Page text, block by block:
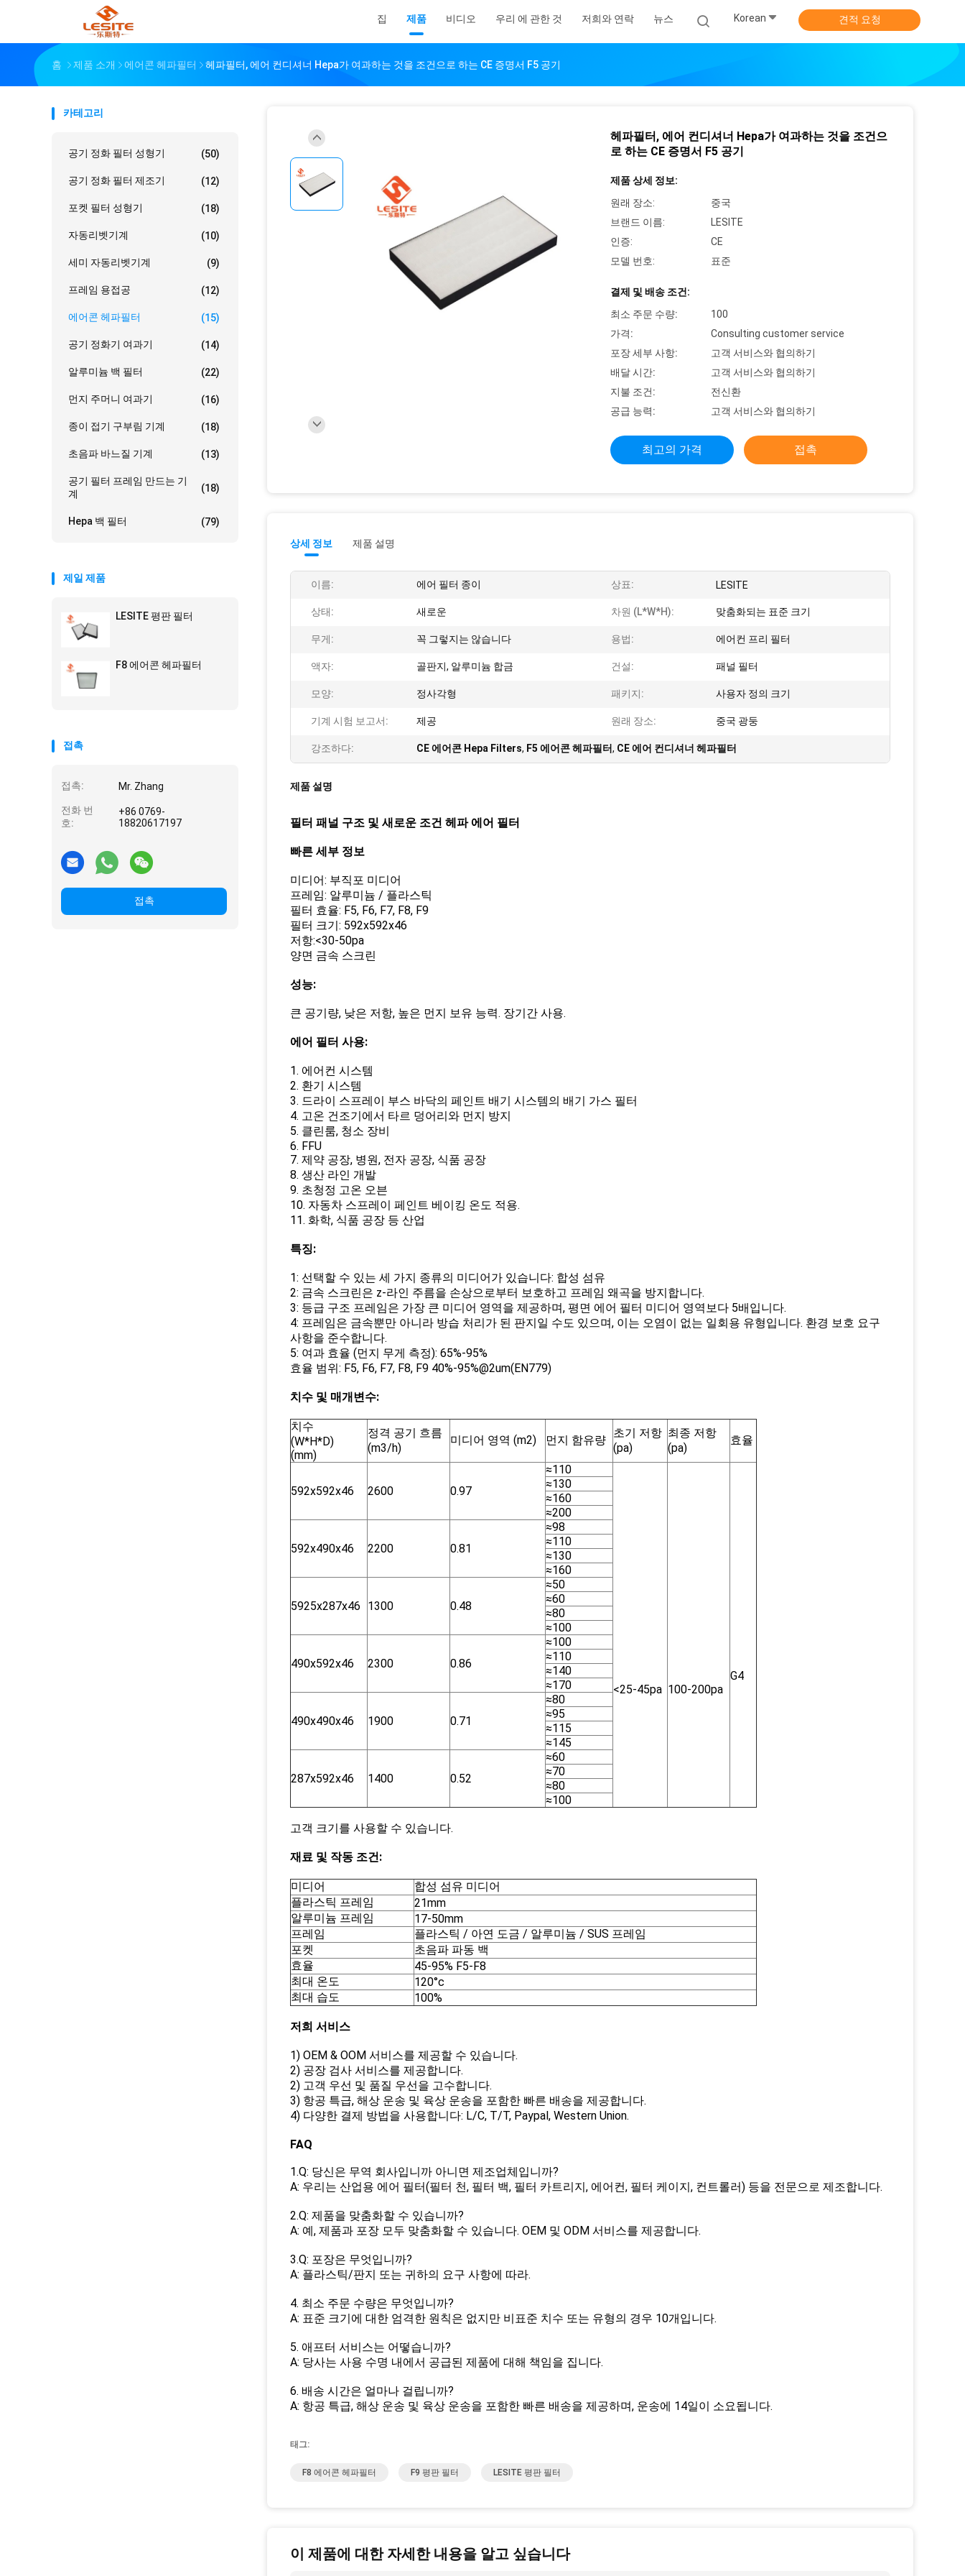
집 제품 비디오 우리 에 관한 것 저희와 연락 뉴스 Korean 견적 요청
홈 제품 소개 에어콘 헤파필터 헤파필터, 에어 컨디셔너 Hepa가 여과하는 것을 조건으로 하는 CE 증명서 F5 공기
카테고리
공기 정화 필터 성형기 (50)
공기 정화 필터 제조기 (12)
포켓 필터 성형기 (18)
자동리벳기계 (10)
세미 자동리벳기계 (9)
프레임 용접공 (12)
에어콘 헤파필터 (15)
공기 정화기 여과기 (14)
알루미늄 백 필터 (22)
먼지 주머니 여과기 (16)
종이 접기 구부림 기계 (18)
초음파 바느질 기계 (13)
공기 필터 프레임 만드는 기
계
(18)
Hepa 백 필터 (79)
제일 제품
LESITE 평판 필터
F8 에어콘 헤파필터
접촉
접촉: Mr. Zhang
전화 번
호:
+86 0769-
18820617197
접촉
헤파필터, 에어 컨디셔너 Hepa가 여과하는 것을 조건으
로 하는 CE 증명서 F5 공기
제품 상세 정보:
원래 장소:
중국
브랜드 이름:
LESITE
인증:
CE
모델 번호:
표준
결제 및 배송 조건:
최소 주문 수량:
100
가격:
Consulting customer service
포장 세부 사항:
고객 서비스와 협의하기
배달 시간:
고객 서비스와 협의하기
지불 조건:
전신환
공급 능력:
고객 서비스와 협의하기
최고의 가격 접촉
상세 정보 제품 설명
이름: 에어 필터 종이 상표: LESITE
상태: 새로운 차원 (L*W*H): 맞춤화되는 표준 크기
무게: 꼭 그렇지는 않습니다 용법: 에어컨 프리 필터
액자: 골판지, 알루미늄 합금 건설: 패널 필터
모양: 정사각형 패키지: 사용자 정의 크기
기계 시험 보고서: 제공 원래 장소: 중국 광둥
강조하다: CE 에어콘 Hepa Filters, F5 에어콘 헤파필터, CE 에어 컨디셔너 헤파필터
제품 설명
필터 패널 구조 및 새로운 조건 헤파 에어 필터
빠른 세부 정보
미디어: 부직포 미디어
프레임: 알루미늄 / 플라스틱
필터 효율: F5, F6, F7, F8, F9
필터 크기: 592x592x46
저항:<30-50pa
양면 금속 스크린
성능:
큰 공기량, 낮은 저항, 높은 먼지 보유 능력. 장기간 사용.
에어 필터 사용:
1. 에어컨 시스템
2. 환기 시스템
3. 드라이 스프레이 부스 바닥의 페인트 배기 시스템의 배기 가스 필터
4. 고온 건조기에서 타르 덩어리와 먼지 방지
5. 클린룸, 청소 장비
6. FFU
7. 제약 공장, 병원, 전자 공장, 식품 공장
8. 생산 라인 개발
9. 초청정 고온 오븐
10. 자동차 스프레이 페인트 베이킹 온도 적용.
11. 화학, 식품 공장 등 산업
특징:
1: 선택할 수 있는 세 가지 종류의 미디어가 있습니다: 합성 섬유
2: 금속 스크린은 z-라인 주름을 손상으로부터 보호하고 프레임 왜곡을 방지합니다.
3: 등급 구조 프레임은 가장 큰 미디어 영역을 제공하며, 평면 에어 필터 미디어 영역보다 5배입니다.
4: 프레임은 금속뿐만 아니라 방습 처리가 된 판지일 수도 있으며, 이는 오염이 없는 일회용 유형입니다. 환경 보호 요구
사항을 준수합니다.
5: 여과 효율 (먼지 무게 측정): 65%-95%
효율 범위: F5, F6, F7, F8, F9 40%-95%@2um(EN779)
치수 및 매개변수:
치수
(W*H*D)
(mm)
정격 공기 흐름
(m3/h)
미디어 영역 (m2) 먼지 함유량
초기 저항
(pa)
최종 저항
(pa)
효율
592x592x46 2600 0.97
≈110
<25-45pa 100-200pa
G4
≈130
≈160
≈200
592x490x46 2200 0.81
≈98
≈110
≈130
≈160
5925x287x46 1300 0.48
≈50
≈60
≈80
≈100
490x592x46 2300 0.86
≈100
≈110
≈140
≈170
490x490x46 1900 0.71
≈80
≈95
≈115
≈145
287x592x46 1400 0.52
≈60
≈70
≈80
≈100
고객 크기를 사용할 수 있습니다.
재료 및 작동 조건:
미디어
합성 섬유 미디어
플라스틱 프레임
21mm
알루미늄 프레임
17-50mm
프레임
플라스틱 / 아연 도금 / 알루미늄 / SUS 프레임
포켓
초음파 파동 백
효율
45-95% F5-F8
최대 온도
120°c
최대 습도
100%
저희 서비스
1) OEM & OOM 서비스를 제공할 수 있습니다.
2) 공장 검사 서비스를 제공합니다.
2) 고객 우선 및 품질 우선을 고수합니다.
3) 항공 특급, 해상 운송 및 육상 운송을 포함한 빠른 배송을 제공합니다.
4) 다양한 결제 방법을 사용합니다: L/C, T/T, Paypal, Western Union.
FAQ
1.Q: 당신은 무역 회사입니까 아니면 제조업체입니까?
A: 우리는 산업용 에어 필터(필터 천, 필터 백, 필터 카트리지, 에어컨, 필터 케이지, 컨트롤러) 등을 전문으로 제조합니다.
2.Q: 제품을 맞춤화할 수 있습니까?
A: 예, 제품과 포장 모두 맞춤화할 수 있습니다. OEM 및 ODM 서비스를 제공합니다.
3.Q: 포장은 무엇입니까?
A: 플라스틱/판지 또는 귀하의 요구 사항에 따라.
4. 최소 주문 수량은 무엇입니까?
A: 표준 크기에 대한 엄격한 원칙은 없지만 비표준 치수 또는 유형의 경우 10개입니다.
5. 애프터 서비스는 어떻습니까?
A: 당사는 사용 수명 내에서 공급된 제품에 대해 책임을 집니다.
6. 배송 시간은 얼마나 걸립니까?
A: 항공 특급, 해상 운송 및 육상 운송을 포함한 빠른 배송을 제공하며, 운송에 14일이 소요됩니다.
태그:
F8 에어콘 헤파필터 F9 평판 필터 LESITE 평판 필터
이 제품에 대한 자세한 내용을 알고 싶습니다